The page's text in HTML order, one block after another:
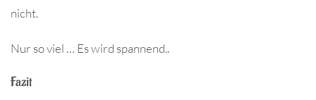
nicht.
Nur so viel … Es wird spannend..
Fazit